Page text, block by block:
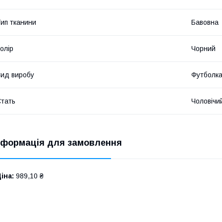
тканини Бавовна
Чорний
виробу Футболка
для замовлення
989,10 ₴